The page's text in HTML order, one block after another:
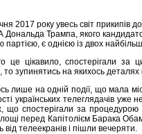
2017 року увесь світ прикипів
Трампа, якого
партією, є однією із двох
це цікавило, спостерігали
зупинятись на якихось
лише на одній події, що мала
українських телеглядачів
що спостерігали за процедурою
перед Капітолієм Барака
від телеекранів і пішли вечеряти.